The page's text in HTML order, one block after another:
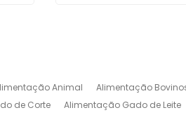
Animal Alimentação
de Corte Alimentação Gado de Leite